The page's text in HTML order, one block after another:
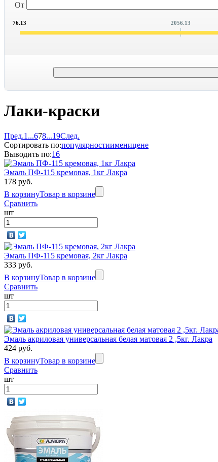
От
76.13 2056.13
Лаки-краски
Пред.1 ...678...19След.
Сортировать по:популярностиименицене
Выводить по:16
Эмаль ПФ-115 кремовая, 1кг Лакра
178 руб.
В корзинуТовар в корзине
Сравнить
шт
Эмаль ПФ-115 кремовая, 2кг Лакра
333 руб.
В корзинуТовар в корзине
Сравнить
шт
Эмаль акриловая универсальная белая матовая 2 ,5кг. Лакра
424 руб.
В корзинуТовар в корзине
Сравнить
шт